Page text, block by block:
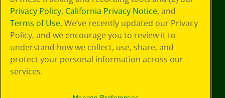
privacidad de CA
Cookie
Preferences
Condiciones de
uso
Accesibilidad web
Mapa del sitio
Privacy Policy, California Privacy Notice, and
Terms of Use. We’ve recently updated our Privacy
Policy, and we encourage you to review it to
understand how we collect, use, share, and
protect your personal information across our
services.